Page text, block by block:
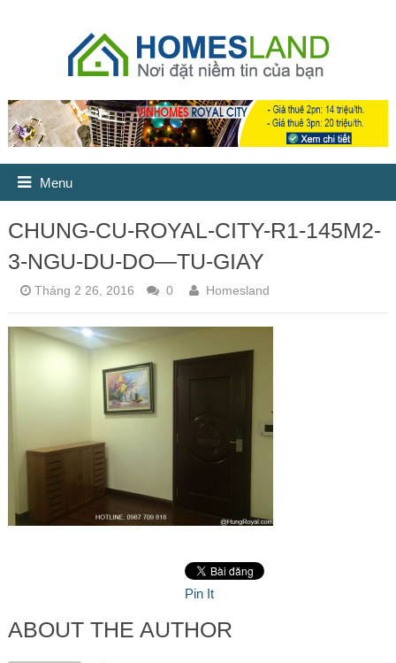
Menu
CHUNG-CU-ROYAL-CITY-R1-145M2-
3-NGU-DU-DO—TU-GIAY
Tháng 2 26, 2016 0 Homesland
Pin It
ABOUT THE AUTHOR